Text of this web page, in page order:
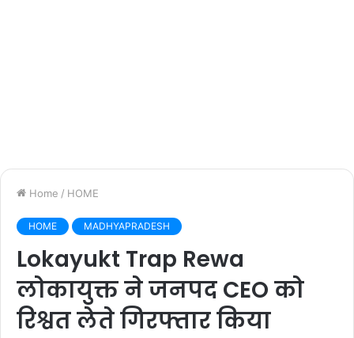
Home / HOME
HOME MADHYAPRADESH
Lokayukt Trap Rewa
लोकायुक्त ने जनपद CEO को
रिश्वत लेते गिरफ्तार किया